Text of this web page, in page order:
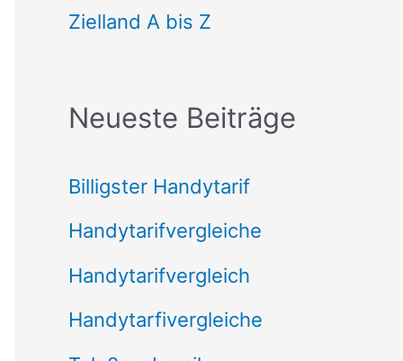
n
h
Zielland A bis Z
Neueste Beiträge
Billigster Handytarif
Handytarifvergleiche
Handytarifvergleich
Handytarfivergleiche